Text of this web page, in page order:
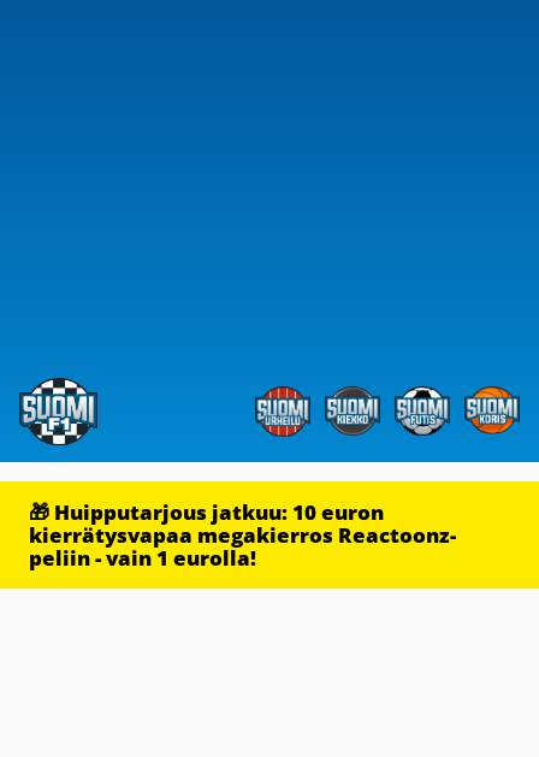
🎁 Huipputarjous jatkuu: 10 euron
kierrätysvapaa megakierros Reactoonz-
peliin - vain 1 eurolla!